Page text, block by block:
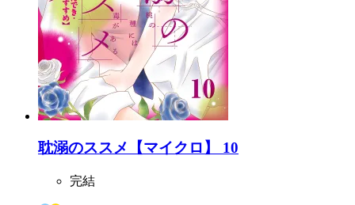
耽溺のススメ【マイクロ】 10
完結